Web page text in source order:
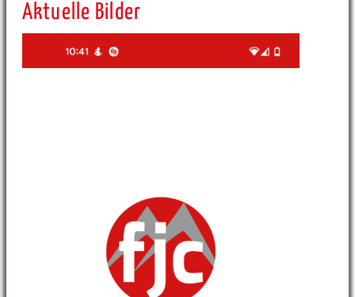
Aktuelle Bilder